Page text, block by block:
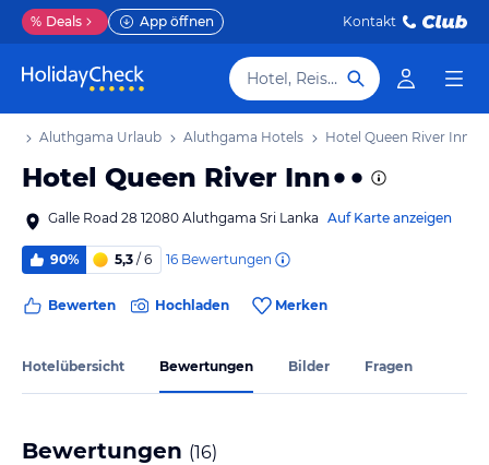
% Deals App öffnen Kontakt
Hotel, Reiseziel
Aluthgama Urlaub Aluthgama Hotels Hotel Queen River Inn
Hotel Queen River Inn
Galle Road 28 12080 Aluthgama Sri Lanka Auf Karte anzeigen
90% 5,3 / 6 16 Bewertungen
Bewerten Hochladen Merken
Hotelübersicht Bewertungen Bilder Fragen
Bewertungen (16)